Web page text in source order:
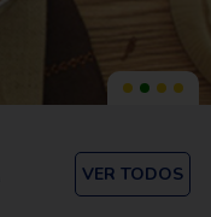
VER TODOS